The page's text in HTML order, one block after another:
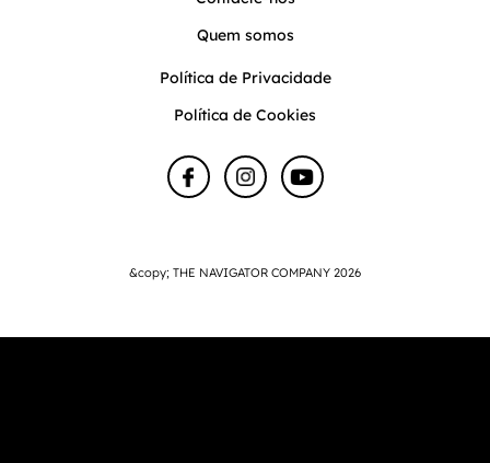
Quem somos
Política de Privacidade
Política de Cookies
&copy; THE NAVIGATOR COMPANY 2026